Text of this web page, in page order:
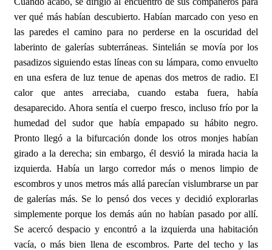
ver qué más habían descubierto. Habían marcado con yeso en
las paredes el camino para no perderse en la oscuridad del
laberinto de galerías subterráneas. Sintelián se movía por los
pasadizos siguiendo estas líneas con su lámpara, como envuelto
en una esfera de luz tenue de apenas dos metros de radio. El
calor que antes arreciaba, cuando estaba fuera, había
desaparecido. Ahora sentía el cuerpo fresco, incluso frío por la
humedad del sudor que había empapado su hábito negro.
Pronto llegó a la bifurcación donde los otros monjes habían
girado a la derecha; sin embargo, él desvió la mirada hacia la
izquierda. Había un largo corredor más o menos limpio de
escombros y unos metros más allá parecían vislumbrarse un par
de galerías más. Se lo pensó dos veces y decidió explorarlas
simplemente porque los demás aún no habían pasado por allí.
Se acercó despacio y encontró a la izquierda una habitación
vacía, o más bien llena de escombros. Parte del techo y las